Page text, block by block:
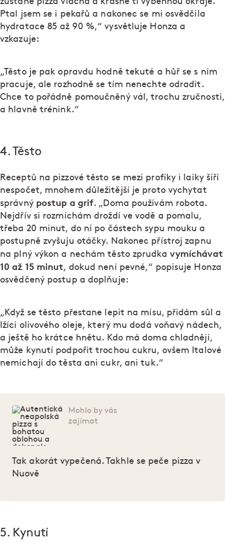
Ptal jsem se i pekařů a nakonec se mi osvědčila
hydratace 85 až 90 %,“ vysvětluje Honza a
vzkazuje:
„Těsto je pak opravdu hodně tekuté a hůř se s ním
pracuje, ale rozhodně se tím nenechte odradit.
Chce to pořádně pomoučněný vál, trochu zručnosti,
a hlavně trénink.“
4. Těsto
Receptů na pizzové těsto se mezi profíky i laiky šíří
nespočet, mnohem důležitější je proto vychytat
správný postup a grif. „Doma používám robota.
Nejdřív si rozmíchám droždí ve vodě a pomalu,
třeba 20 minut, do ní po částech sypu mouku a
postupně zvyšuju otáčky. Nakonec přístroj zapnu
na plný výkon a nechám těsto zprudka vymíchávat
10 až 15 minut, dokud není pevné,“ popisuje Honza
osvědčený postup a doplňuje:
„Když se těsto přestane lepit na mísu, přidám sůl a
lžíci olivového oleje, který mu dodá voňavý nádech,
a ještě ho krátce hnětu. Kdo má doma chladněji,
může kynutí podpořit trochou cukru, ovšem Italové
nemíchají do těsta ani cukr, ani tuk.“
Mohlo by vás
zajímat
Tak akorát vypečená. Takhle se peče pizza v
Nuově
5. Kynutí